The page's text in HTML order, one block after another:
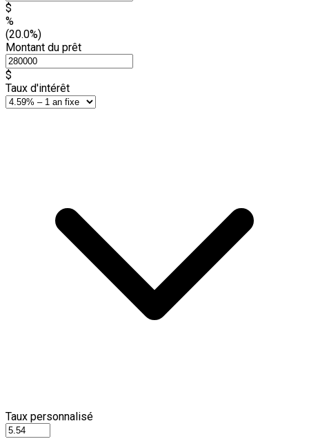
$
%
(20.0%)
Montant du prêt
$
Taux d'intérêt
Taux personnalisé